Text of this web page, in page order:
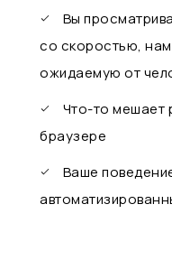
Вы
со скоростью,
ожидаемую от
Что-то мешает
браузере
Ваше